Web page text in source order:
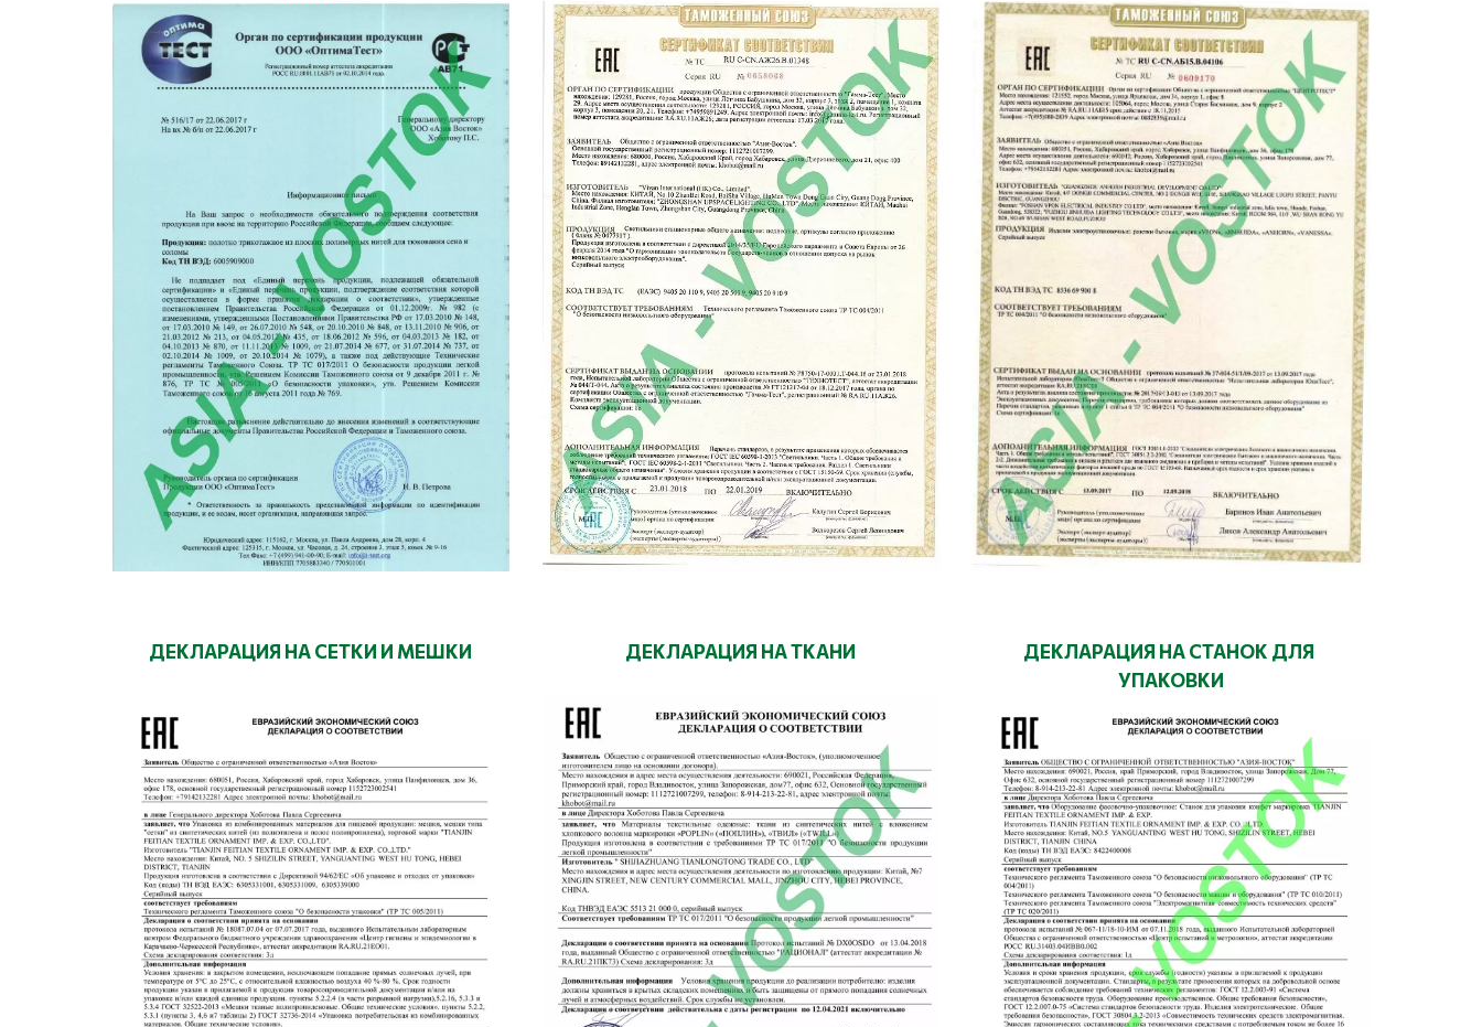
ДЕКЛАРАЦИЯ НА СЕТКИ И МЕШКИ ДЕКЛАРАЦИЯ НА ТКАНИ
ДЕКЛАРАЦИЯ НА СТАНОК ДЛЯ
УПАКОВКИ